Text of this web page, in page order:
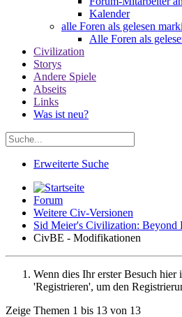
Kalender
alle Foren als gelesen
Alle Foren als
Civilization
Storys
Andere Spiele
Abseits
Links
Was ist neu?
Erweiterte Suche
Forum
Weitere Civ-Versionen
Sid Meier's Civilization: Beyond
CivBE - Modifikationen
Wenn dies Ihr erster Besuch hier
'Registrieren', um den
Zeige Themen 1 bis 13 von 13